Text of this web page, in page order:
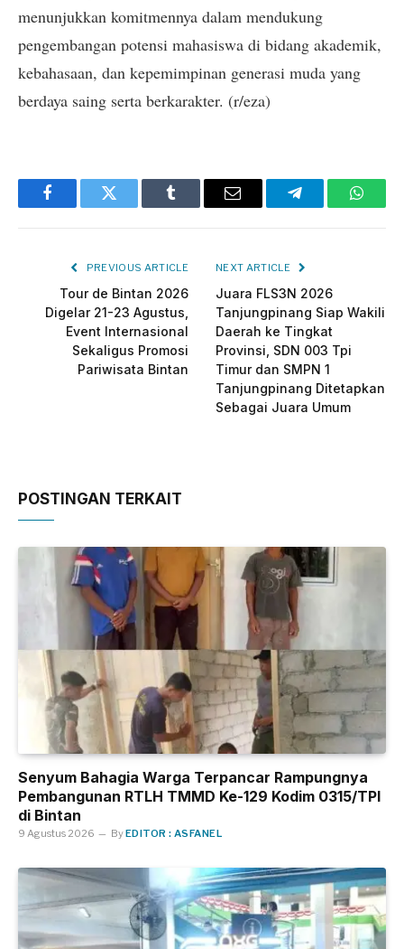
menunjukkan komitmennya dalam mendukung
pengembangan potensi mahasiswa di bidang akademik,
kebahasaan, dan kepemimpinan generasi muda yang
berdaya saing serta berkarakter. (r/eza)
FacebookTwitter Tumblr Email Telegram
PREVIOUS ARTICLE
Tour de Bintan 2026
Digelar 21-23 Agustus,
Event Internasional
Sekaligus Promosi
Pariwisata Bintan
NEXT ARTICLE
Juara FLS3N 2026
Tanjungpinang Siap Wakili
Daerah ke Tingkat
Provinsi, SDN 003 Tpi
Timur dan SMPN 1
Tanjungpinang Ditetapkan
Sebagai Juara Umum
POSTINGAN TERKAIT
Senyum Bahagia Warga Terpancar Rampungnya
Pembangunan RTLH TMMD Ke-129 Kodim 0315/TPI
di Bintan
9 Agustus 2026 ByEDITOR : ASFANEL